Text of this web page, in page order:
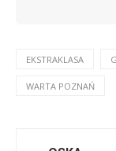
EKSTRAKLASA
WARTA POZNAŃ